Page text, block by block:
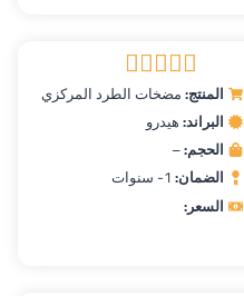
تم التقييم
5.00من 5
المنتج:مضخات الطرد المركزي
البراند:هيدرو
الحجم:–
الضمان:
السعر: